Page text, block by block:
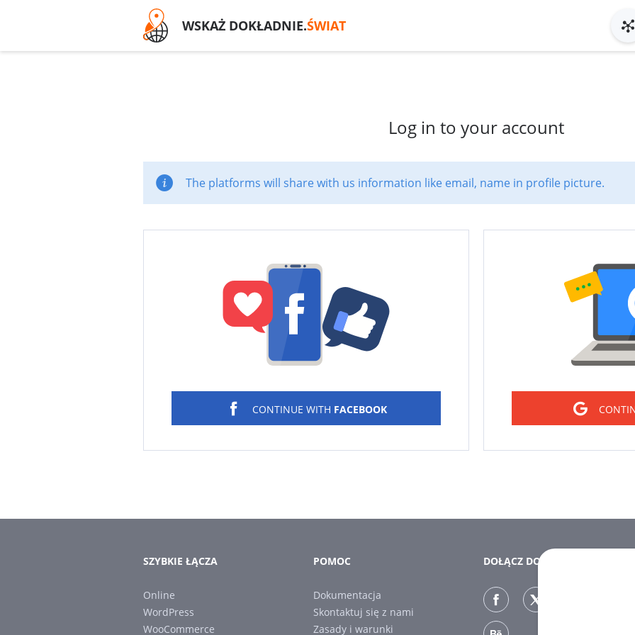
WSKAŻ DOKŁADNIE.ŚWIAT
Log in to your account
The platforms will share with us information like email, name in profile picture.
CONTINUE WITH FACEBOOK
SZYBKIE ŁĄCZA
Online
WordPress
WooCommerce
POMOC
Dokumentacja
Skontaktuj się z nami
Zasady i warunki
DOŁĄCZ DO NAS